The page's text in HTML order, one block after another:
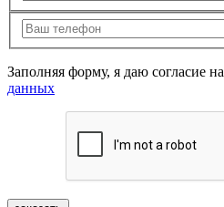
Заполняя форму, я даю согласие на
данных